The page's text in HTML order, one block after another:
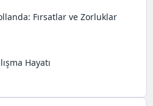
Fırsatlar ve Zorluklar
Hayatı